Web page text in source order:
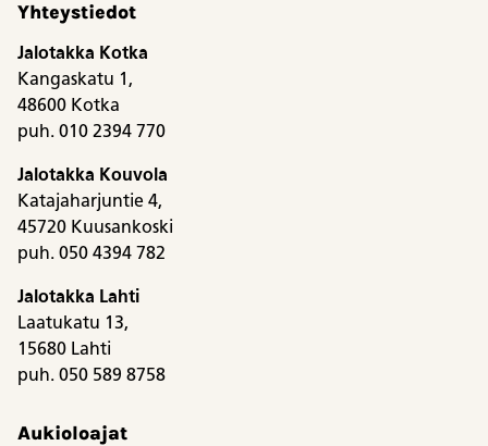
Yhteystiedot
Jalotakka Kotka
Kangaskatu 1,
48600 Kotka
puh. 010 2394 770
Jalotakka Kouvola
Katajaharjuntie 4,
45720 Kuusankoski
puh. 050 4394 782
Jalotakka Lahti
Laatukatu 13,
15680 Lahti
puh. 050 589 8758
Aukioloajat